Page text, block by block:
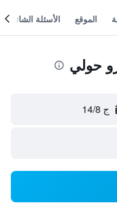
الموقع الأسئلة الشائعة
حولي
ج 14/8